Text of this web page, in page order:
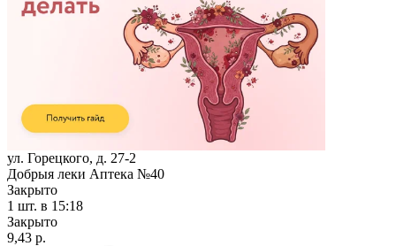
ул. Горецкого, д. 27-2
Добрыя леки Аптека №40
Закрыто
1 шт. в 15:18
Закрыто
9,43 р.